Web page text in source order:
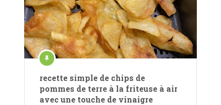
recette simple de chips de
pommes de terre à la friteuse à air
avec une touche de vinaigre